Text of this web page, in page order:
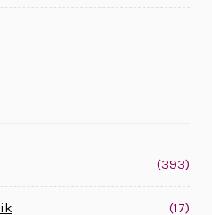
(393)
(17)